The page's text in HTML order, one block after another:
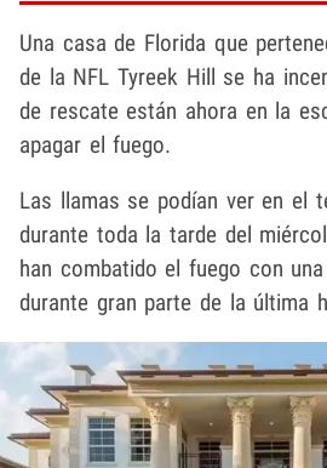
Una casa de Florida que
de la NFL Tyreek Hill se ha
de rescate están ahora en la
apagar el fuego.
Las llamas se podían ver en el
durante toda la tarde del
han combatido el fuego con
durante gran parte de la última